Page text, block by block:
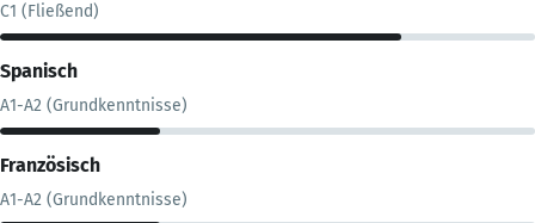
C1 (Fließend)
Spanisch
A1-A2 (Grundkenntnisse)
Französisch
A1-A2 (Grundkenntnisse)